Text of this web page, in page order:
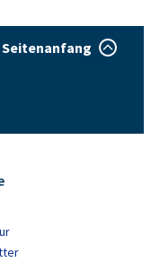
Seitenanfang